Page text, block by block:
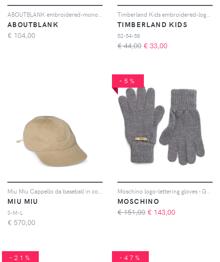
ABOUTBLANK
€ 104,00
TIMBERLAND KIDS
52-54-58
€ 44,00 € 33,00
MIU MIU
S-M-L
€ 570,00
-5%
MOSCHINO
€ 151,00 € 143,00
-21% -47%